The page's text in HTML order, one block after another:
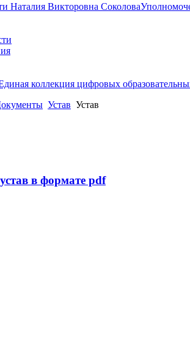
коллекция цифровых
Устав Устав
в формате pdf